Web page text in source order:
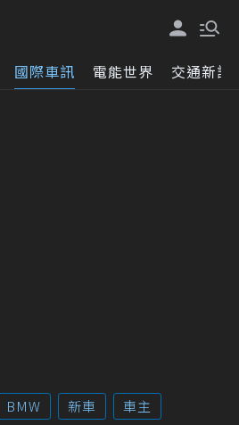
國際車訊 電能世界 交通新訊
BMW 新車 車主